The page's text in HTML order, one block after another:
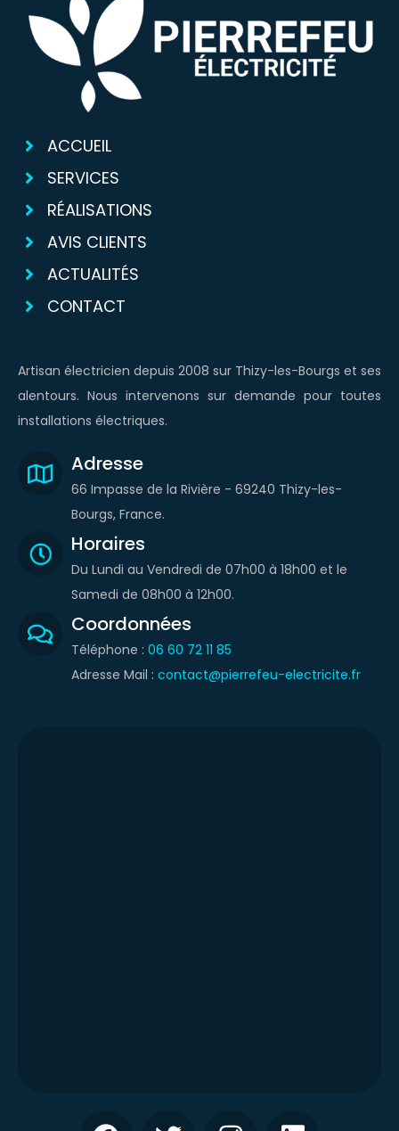
ACCUEIL
SERVICES
RÉALISATIONS
AVIS CLIENTS
ACTUALITÉS
Artisan électricien depuis 2008 sur Thizy-les-Bourgs et ses
alentours. Nous intervenons sur demande pour toutes
Adresse
66 Impasse de la Rivière - 69240 Thizy-les-
Bourgs, France.
Horaires
Du Lundi au Vendredi de 07h00 à 18h00 et le
Samedi de 08h00 à 12h00.
Coordonnées
Téléphone : 06 60 72 11 85